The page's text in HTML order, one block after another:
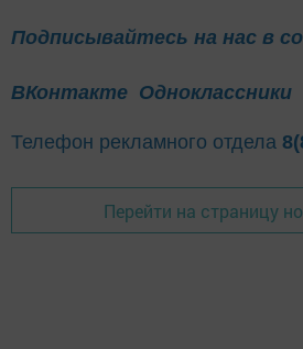
Подписывайтесь на нас в
ВКонтакте Одноклассники
Телефон рекламного отдела
Перейти на страницу